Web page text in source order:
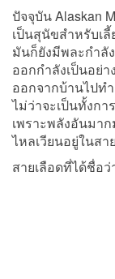
ปัจจุบัน Alaskan
เป็นสุนัขสำหรับเ
มันก็ยังมีพละกำลั
ออกกำลังเป็นอย่
ออกจากบ้านไปท
ไม่ว่าจะเป็นทั้งก
เพราะพลังอันมา
ไหลเวียนอยู่ในสา
สายเลือดที่ได้ชื่อ